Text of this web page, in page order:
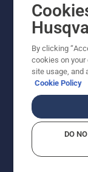
By clicking
cookies on your
site usage, and
Cookie Policy
DO